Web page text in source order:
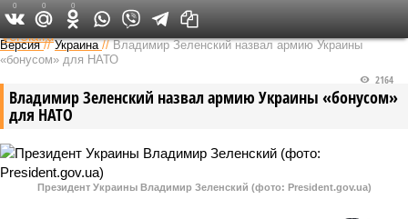
Федеральный выпуск
Версия //Украина //Владимир Зеленский назвал армию Украины
«бонусом» для НАТО
Владимир Зеленский назвал армию Украины «бонусом»
для НАТО
2164
Президент Украины Владимир Зеленский (фото: President.gov.ua)
0 0 0